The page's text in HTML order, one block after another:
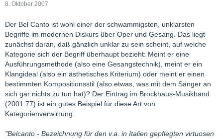
8. Oktober 2007
Der Bel Canto ist wohl einer der schwammigsten, unklarsten
Begriffe im modernen Diskurs über Oper und Gesang. Das liegt
zunächst daran, daß gänzlich unklar zu sein scheint, auf welche
Kategorie sich der Begriff überhaupt bezieht: Meint er eine
Ausführungsmethode (also eine Gesangstechnik), meint er ein
Klangideal (also ein ästhetisches Kriterium) oder meint er einen
bestimmten Kompositionsstil (also etwas, was mit dem Sänger an
sich gar nichts zu tun hat)? Der Eintrag im Brockhaus-Musikband
(2001:77) ist ein gutes Beispiel für diese Art von
Kategorienverwirrung:
"Belcanto - Bezeichnung für den v.a. in Italien gepflegten virtuosen